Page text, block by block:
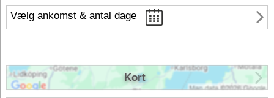
Vælg ankomst & antal dage
Kort